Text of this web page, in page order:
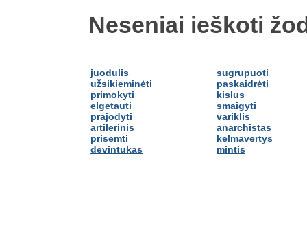
Neseniai ieškoti
juodulis
užsikieminėti
primokyti
elgetauti
prajodyti
artilerinis
prisemti
devintukas
sugrupuoti
paskaidrėti
kislus
smaigyti
variklis
anarchistas
kelmavertys
mintis